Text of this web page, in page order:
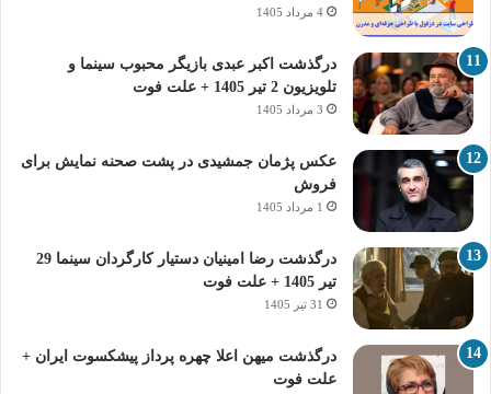
4 مرداد 1405
درگذشت اکبر عبدی بازیگر محبوب سینما و
تلویزیون 2 تیر 1405 + علت فوت
3 مرداد 1405
عکس پژمان جمشیدی در پشت صحنه نمایش برای
فروش
1 مرداد 1405
درگذشت رضا امینیان دستیار کارگردان سینما 29
تیر 1405 + علت فوت
31 تیر 1405
درگذشت میهن اعلا چهره پرداز پیشکسوت ایران +
علت فوت